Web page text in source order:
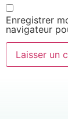
Enregistrer
navigateur